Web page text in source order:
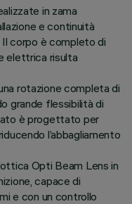
in zama
e continuità
corpo è completo di
elettrica risulta
rotazione completa di
grande flessibilità di
è progettato per
l’abbagliamento
Opti Beam Lens in
capace di
e con un controllo